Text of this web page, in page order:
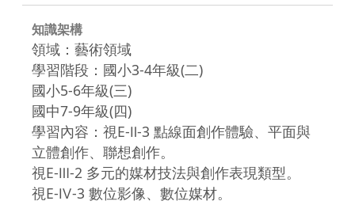
知識架構
領域：藝術領域
學習階段：國小3-4年級(二)
國小5-6年級(三)
國中7-9年級(四)
學習內容：視E-Ⅱ-3 點線面創作體驗、平面與
立體創作、聯想創作。
視E-Ⅲ-2 多元的媒材技法與創作表現類型。
視E-Ⅳ-3 數位影像、數位媒材。